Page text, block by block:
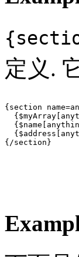
定义.
{section
{/section}